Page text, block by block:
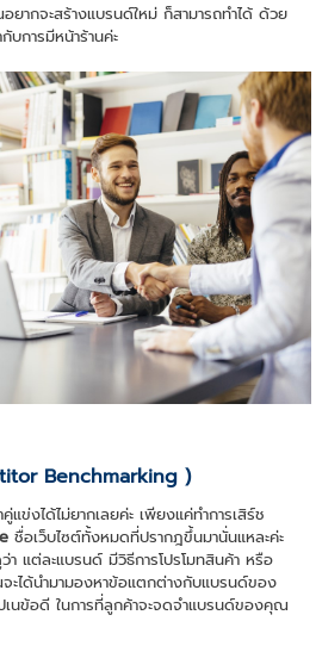
ากจะสร้างแบรนด์ใหม่ ก็สามารถทำได้ ด้วย
บการมีหน้าร้านค่ะ
Benchmarking )
ข่งได้ไม่ยากเลยค่ะ เพียงแค่ทำการเสิร์ช
ชื่อเว็บไซต์ทั้งหมดที่ปรากฎขึ้นมานั่นแหละค่ะ
แต่ละแบรนด์ มีวิธีการโปรโมทสินค้า หรือ
ะได้นำมามองหาข้อแตกต่างกับแบรนด์ของ
นข้อดี ในการที่ลูกค้าจะจดจำแบรนด์ของคุณ